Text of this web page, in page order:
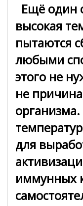
Ещё один
высокая
пытаются
любыми
этого не
не
для
иммунных